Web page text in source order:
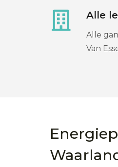
Alle
Alle
Van